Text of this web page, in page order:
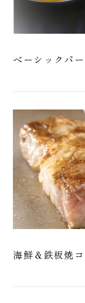
ベーシックパ
海鮮＆鉄板焼
トップページ